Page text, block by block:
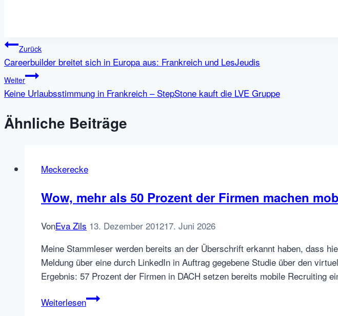
Beitragsnavigation
Zurück
Careerbuilder breitet sich in Europa aus: Frankreich und LesJeudis
Weiter
Keine Urlaubsstimmung in Frankreich – StepStone kauft die LVE Gruppe
Ähnliche Beiträge
Meckerecke
Wow, mehr als 50 Prozent der Firmen machen
VonEva Zils 13. Dezember 201217. Juni 2026
Meine Stammleser werden bereits an der Überschrift erkannt haben, dass
Meldung über eine durch LinkedIn in Auftrag gegebene Studie über den
Ergebnis: 57 Prozent der Firmen in DACH setzen bereits mobile Recruiting
WeiterlesenWow,